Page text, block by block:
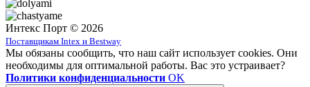
Интекс Порт © 2026
Поставщикам Intex и Bestway
Мы обязаны сообщить, что наш сайт использует cookies. Они
необходимы для оптимальной работы. Вас это устраивает?
Политики конфиденциальности OK